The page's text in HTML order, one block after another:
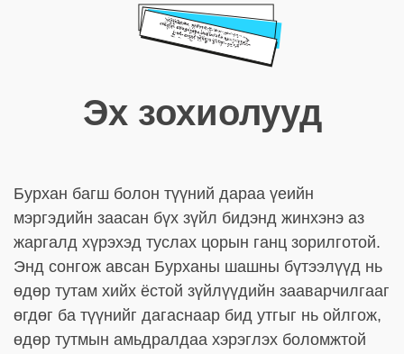
Эх зохиолууд
Бурхан багш болон түүний дараа үеийн
мэргэдийн заасан бүх зүйл бидэнд жинхэнэ аз
жаргалд хүрэхэд туслах цорын ганц зорилготой.
Энд сонгож авсан Бурханы шашны бүтээлүүд нь
өдөр тутам хийх ёстой зүйлүүдийн зааварчилгааг
өгдөг ба түүнийг дагаснаар бид утгыг нь ойлгож,
өдөр тутмын амьдралдаа хэрэглэх боломжтой